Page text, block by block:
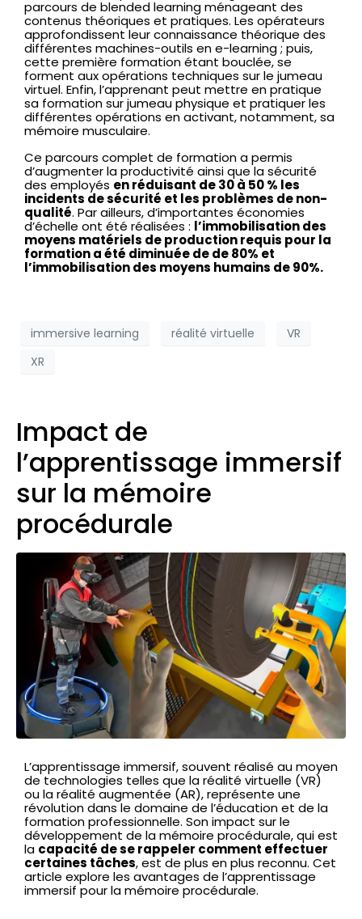
parcours de blended learning ménageant des
contenus théoriques et pratiques. Les opérateurs
approfondissent leur connaissance théorique des
différentes machines-outils en e-learning ; puis,
cette première formation étant bouclée, se
forment aux opérations techniques sur le jumeau
virtuel. Enfin, l’apprenant peut mettre en pratique
sa formation sur jumeau physique et pratiquer les
différentes opérations en activant, notamment, sa
mémoire musculaire.
Ce parcours complet de formation a permis
d’augmenter la productivité ainsi que la sécurité
des employés en réduisant de 30 à 50 % les
incidents de sécurité et les problèmes de non-
qualité. Par ailleurs, d’importantes économies
d’échelle ont été réalisées : l’immobilisation des
moyens matériels de production requis pour la
formation a été diminuée de de 80% et
l’immobilisation des moyens humains de 90%.
immersive learning réalité virtuelle
VR
XR
Impact de
l’apprentissage immersif
sur la mémoire
procédurale
L’apprentissage immersif, souvent réalisé au moyen
de technologies telles que la réalité virtuelle (VR)
ou la réalité augmentée (AR), représente une
révolution dans le domaine de l’éducation et de la
formation professionnelle. Son impact sur le
développement de la mémoire procédurale, qui est
la capacité de se rappeler comment effectuer
certaines tâches, est de plus en plus reconnu. Cet
article explore les avantages de l’apprentissage
immersif pour la mémoire procédurale.